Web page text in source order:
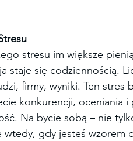
stresu im większe
staje się codziennością.
firmy, wyniki. Ten stres
konkurencji, oceniania
Na bycie sobą – nie
gdy jesteś wzorem